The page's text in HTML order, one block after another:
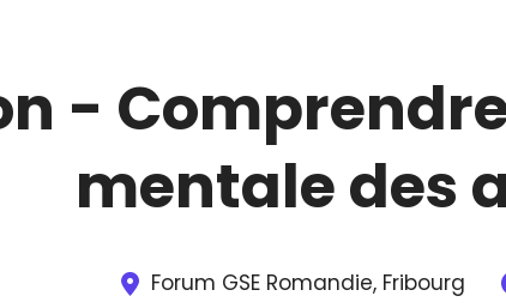
-
mentale des
Forum GSE Romandie, Fribourg